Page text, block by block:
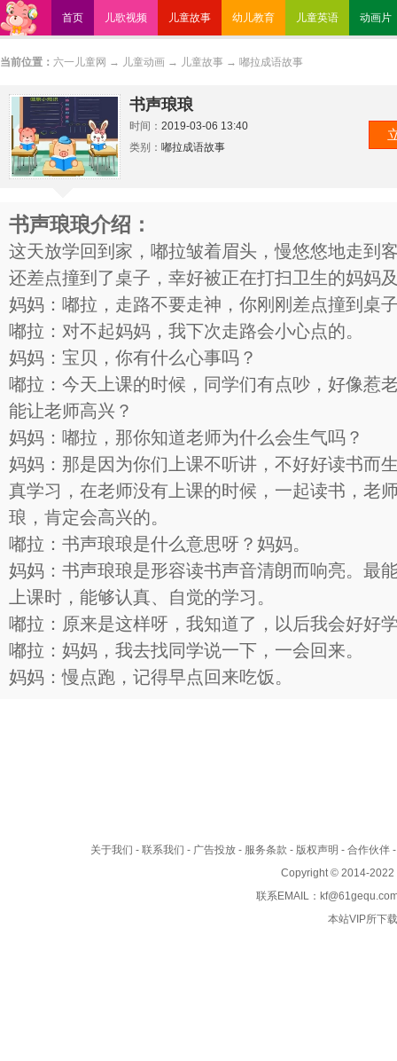
首页 儿歌视频 儿童故事 幼儿教育 儿童英语 动画片
当前位置： 六一儿童网 → 儿童动画 → 儿童故事 → 嘟拉成语故事
书声琅琅
时间： 2019-03-06 13:40
类别： 嘟拉成语故事
书声琅琅介绍：
这天放学回到家，嘟拉皱着眉头，慢悠悠地走到
还差点撞到了桌子，幸好被正在打扫卫生的妈妈
妈妈：嘟拉，走路不要走神，你刚刚差点撞到桌
嘟拉：对不起妈妈，我下次走路会小心点的。
妈妈：宝贝，你有什么心事吗？
嘟拉：今天上课的时候，同学们有点吵，好像惹
能让老师高兴？
妈妈：嘟拉，那你知道老师为什么会生气吗？
妈妈：那是因为你们上课不听讲，不好好读书而
真学习，在老师没有上课的时候，一起读书，老
琅，肯定会高兴的。
嘟拉：书声琅琅是什么意思呀？妈妈。
妈妈：书声琅琅是形容读书声音清朗而响亮。最
上课时，能够认真、自觉的学习。
嘟拉：原来是这样呀，我知道了，以后我会好好
嘟拉：妈妈，我去找同学说一下，一会回来。
妈妈：慢点跑，记得早点回来吃饭。
关于我们 -联系我们 - 广告投放 - 服务条款 - 版权声明 -合作伙伴
Copyright © 2014-2022
联系EMAIL：
本站VIP所下